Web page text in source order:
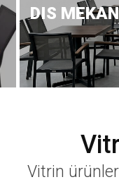
DIS
Vitrin